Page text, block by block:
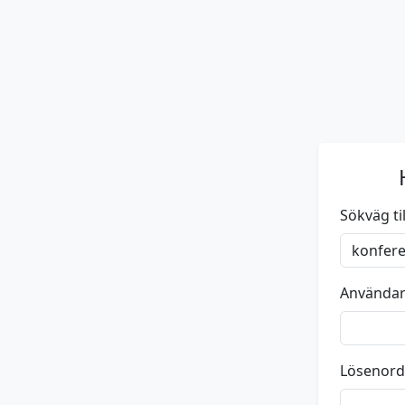
Sökväg
Lösenord